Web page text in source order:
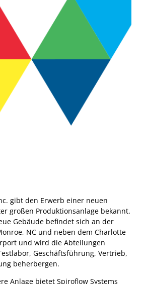
gibt den Erwerb einer neuen
großen Produktionsanlage bekannt.
Gebäude befindet sich an der
NC und neben dem Charlotte
und wird die Abteilungen
Geschäftsführung, Vertrieb,
beherbergen.
Anlage bietet Spiroflow Systems